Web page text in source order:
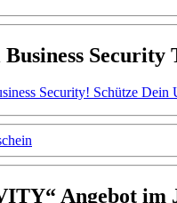
Security
Security! Schütze
Angebot im